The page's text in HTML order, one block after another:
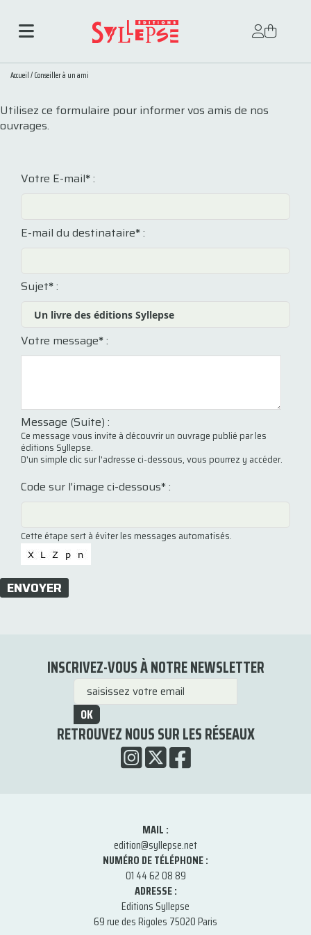
Accueil/Conseiller à un ami
Utilisez ce formulaire pour informer vos amis de nos
ouvrages.
Votre E-mail*:
E-mail du destinataire*:
Sujet*:
Votre message*:
Message (Suite) :
Ce message vous invite à découvrir un ouvrage publié par les
éditions Syllepse.
D'un simple clic sur l'adresse ci-dessous, vous pourrez y accéder.
Code sur l'image ci-dessous* :
Cette étape sert à éviter les messages automatisés.
ENVOYER
INSCRIVEZ-VOUS À NOTRE NEWSLETTER
OK
RETROUVEZ NOUS SUR LES RÉSEAUX
MAIL :
edition@syllepse.net
NUMÉRO DE TÉLÉPHONE :
01 44 62 08 89
ADRESSE :
Editions Syllepse
69 rue des Rigoles 75020 Paris